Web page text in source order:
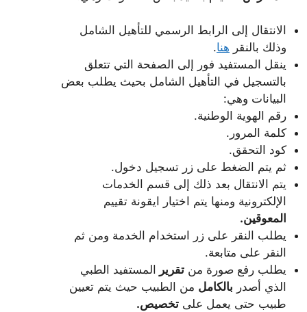
الانتقال إلى الرابط الرسمي للتأهيل الشامل
وذلك بالنقر هنا.
ينقل المستفيد فور إلى الصفحة التي تتعلق
بالتسجيل في التأهيل الشامل بحيث يطلب بعض
البيانات وهي:
رقم الهوية الوطنية.
كلمة المرور.
كود التحقق.
ثم يتم الضغط على زر تسجيل دخول.
يتم الانتقال بعد ذلك إلى قسم الخدمات
الإلكترونية ومنها يتم اختيار ايقونة تقييم
المعوقين.
يطلب النقر على زر استخدام الخدمة ومن ثم
النقر على متابعة.
يطلب رفع صورة من تقرير
المستفيد الطبي
الذي أصدر بالكامل من الطبيب حيث يتم تعيين
طبيب حتى يعمل على تخصيص.